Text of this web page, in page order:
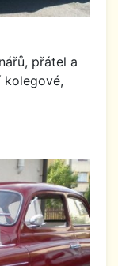
přátel a
kolegové,